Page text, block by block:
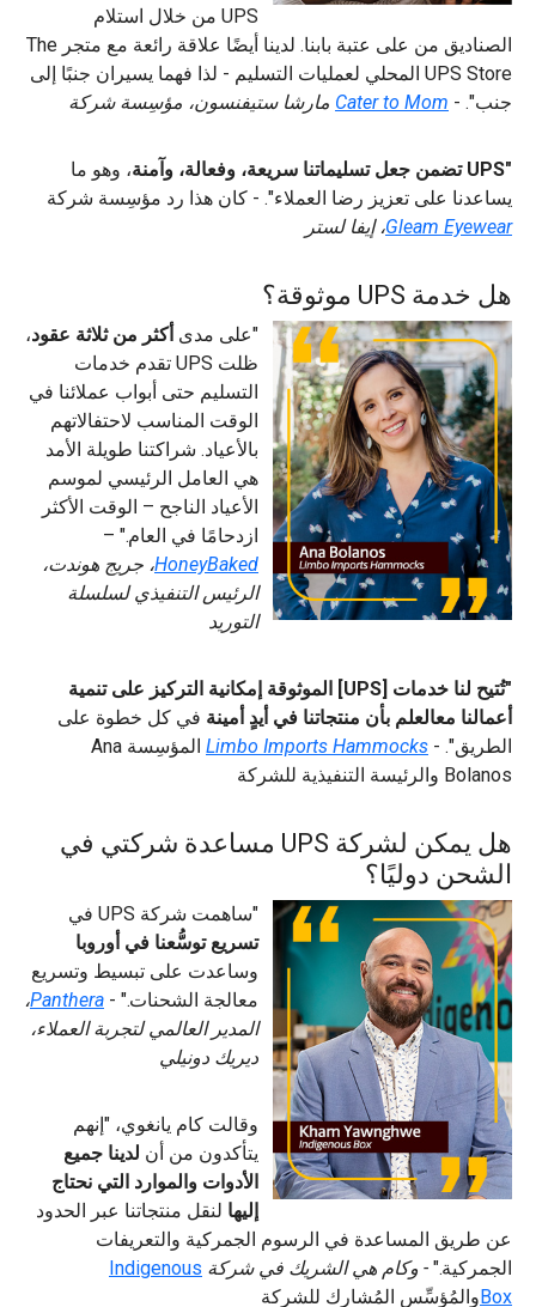
UPS من خلال استلام
الصناديق من على عتبة بابنا. لدينا أيضًا علاقة رائعة مع متجر The
UPS Store المحلي لعمليات التسليم - لذا فهما يسيران جنبًا إلى
جنب". - Cater to Mom مارشا ستيفنسون، مؤسِسة شركة
"UPS تضمن جعل تسليماتنا سريعة، وفعالة، وآمنة
، وهو ما
يساعدنا على تعزيز رضا العملاء". - كان هذا رد مؤسِسة شركة
Gleam Eyewear، إيفا لستر
هل خدمة UPS موثوقة؟
"على مدى أكثر من ثلاثة عقود،
ظلت UPS تقدم خدمات
التسليم حتى أبواب عملائنا في
الوقت المناسب لاحتفالاتهم
بالأعياد. شراكتنا طويلة الأمد
هي العامل الرئيسي لموسم
الأعياد الناجح – الوقت الأكثر
ازدحامًا في العام." –
HoneyBaked، جريج هوندت،
الرئيس التنفيذي لسلسلة
التوريد
"تُتيح لنا خدمات [UPS] الموثوقة إمكانية التركيز على تنمية
أعمالنا معالعلم بأن منتجاتنا في أيدٍ أمينة في كل خطوة على
الطريق". - Limbo Imports Hammocks
المؤسِسة Ana
Bolanos والرئيسة التنفيذية للشركة
هل يمكن لشركة UPS مساعدة شركتي في
الشحن دوليًا؟
"ساهمت شركة UPS في
تسريع توسُّعنا في أوروبا
وساعدت على تبسيط وتسريع
معالجة الشحنات." - Panthera،
المدير العالمي لتجربة العملاء،
ديريك دونيلي
وقالت كام يانغوي، "إنهم
يتأكدون من أن لدينا جميع
الأدوات والموارد التي نحتاج
إليها لنقل منتجاتنا عبر الحدود
عن طريق المساعدة في الرسوم الجمركية والتعريفات
الجمركية." - وكام هي الشريك في شركة Indigenous
Boxوالمُؤسِّس المُشارِك للشركة